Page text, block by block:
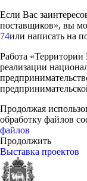
Если Вас
поставщиков», вы
74или написать на
Работа «Территории
реализации
Продолжая
обработку файлов
файлов
Продолжить
Выставка проектов